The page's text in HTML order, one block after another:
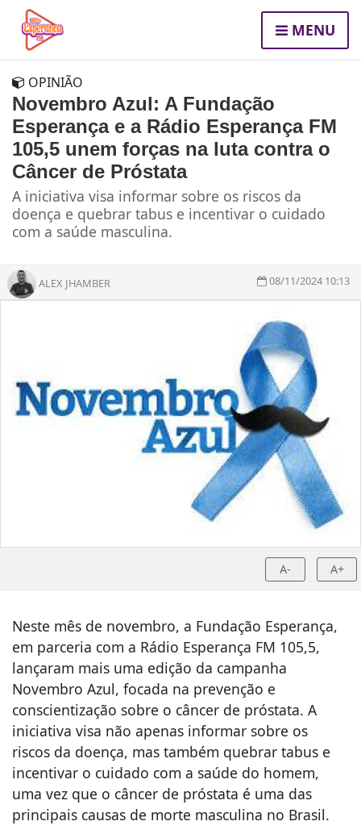
MENU
OPINIÃO
Novembro Azul: A Fundação
Esperança e a Rádio Esperança FM
105,5 unem forças na luta contra o
Câncer de Próstata
A iniciativa visa informar sobre os riscos da
doença e quebrar tabus e incentivar o cuidado
com a saúde masculina.
ALEX JHAMBER 08/11/2024 10:13
A- A+
Neste mês de novembro, a Fundação Esperança,
em parceria com a Rádio Esperança FM 105,5,
lançaram mais uma edição da campanha
Novembro Azul, focada na prevenção e
conscientização sobre o câncer de próstata. A
iniciativa visa não apenas informar sobre os
riscos da doença, mas também quebrar tabus e
incentivar o cuidado com a saúde do homem,
uma vez que o câncer de próstata é uma das
principais causas de morte masculina no Brasil.